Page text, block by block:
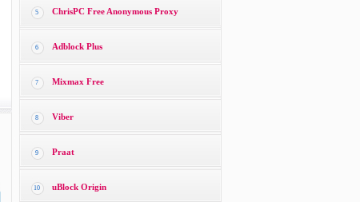
5 ChrisPC Free Anonymous Proxy
6 Adblock Plus
7 Mixmax Free
8 Viber
9 Praat
10 uBlock Origin